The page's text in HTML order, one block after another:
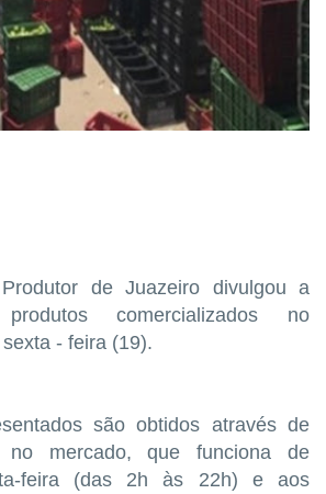
de Juazeiro divulgou a
comercializados no
- feira (19).
são obtidos através de
no mercado, que funciona de
feira (das 2h às 22h) e aos